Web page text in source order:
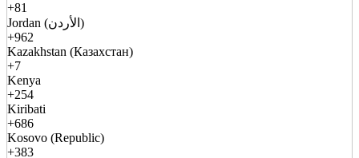
+81
Jordan (الأردن)
+962
Kazakhstan (Казахстан)
+7
Kenya
+254
Kiribati
+686
Kosovo (Republic)
+383